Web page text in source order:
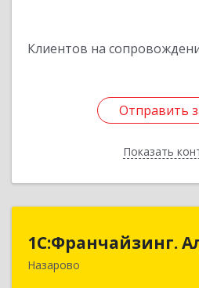
Клиентов на
Отправить
Показать
Отправить
Назад
1С:Франчайзинг.
Назарово662200,